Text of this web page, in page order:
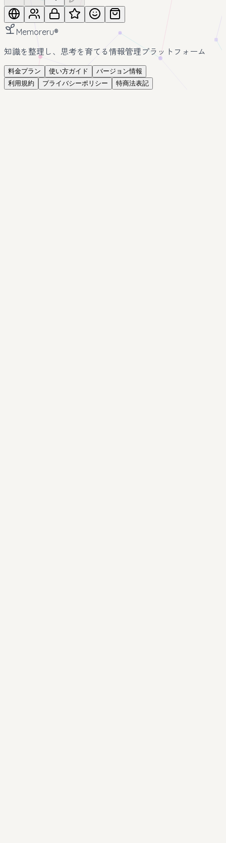
Memoreru®
知識を整理し、思考を育てる情報管理プラットフォーム
料金プラン 使い方ガイド
バージョン情報
利用規約
プライバシーポリシー 特商法表記